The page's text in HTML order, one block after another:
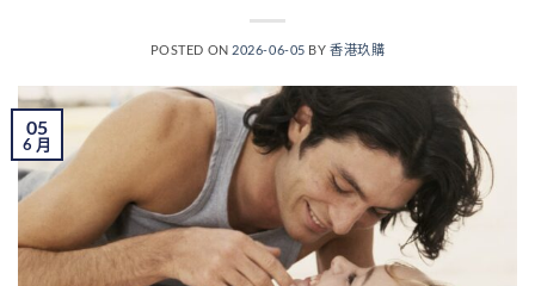
POSTED ON 2026-06-05 BY香港玖購
05
6 月